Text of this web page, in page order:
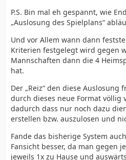
P.S. Bin mal eh gespannt, wie
„Auslosung des Spielplans“
Und vor Allem wann dann
Kriterien festgelegt wird gegen
Mannschaften dann die 4
hat.
Der „Reiz“ den diese
durch dieses neue Format völlig
dadurch dass nur noch dazu
erstellen bzw. auszulosen und
Fande das bisherige System
Fansicht besser, da man gegen
jeweils 1x zu Hause und